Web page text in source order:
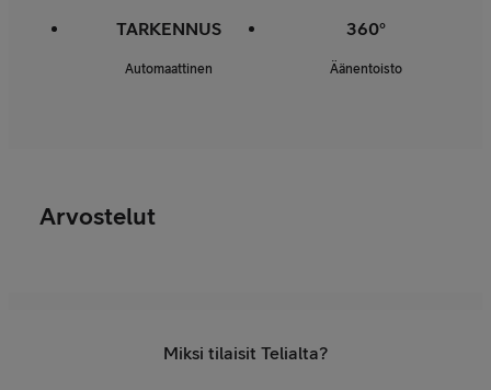
TARKENNUS
Automaattinen
360°
Äänentoisto
Arvostelut
Miksi tilaisit Telialta?